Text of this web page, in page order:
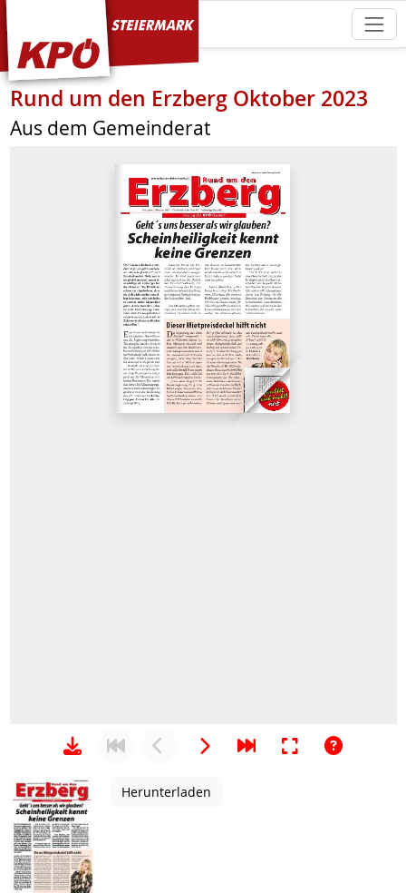
KPÖ Steiermark
Rund um den Erzberg Oktober 2023
Aus dem Gemeinderat
Herunterladen